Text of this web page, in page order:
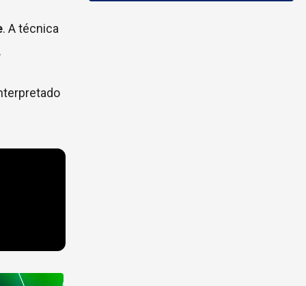
. A técnica